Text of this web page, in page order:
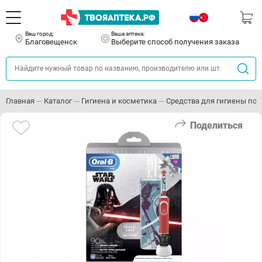
Ваш город:
Благовещенск
Ваша аптека:
Выберите способ получения заказа
Главная Каталог Гигиена и косметика Средства для гигиены
Поделиться